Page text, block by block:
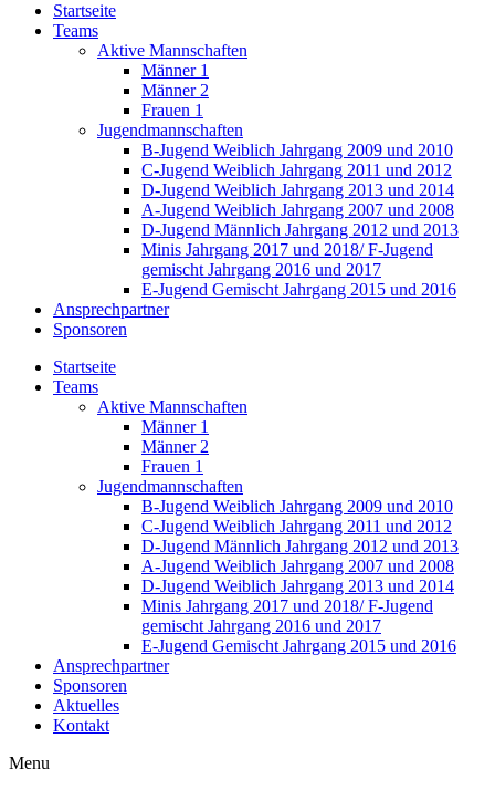
Startseite
Teams
Aktive Mannschaften
Männer 1
Männer 2
Frauen 1
Jugendmannschaften
B-Jugend Weiblich Jahrgang 2009 und 2010
C-Jugend Weiblich Jahrgang 2011 und 2012
D-Jugend Weiblich Jahrgang 2013 und 2014
A-Jugend Weiblich Jahrgang 2007 und 2008
D-Jugend Männlich Jahrgang 2012 und 2013
Minis Jahrgang 2017 und 2018/ F-Jugend
gemischt Jahrgang 2016 und 2017
E-Jugend Gemischt Jahrgang 2015 und 2016
Ansprechpartner
Sponsoren
Startseite
Teams
Aktive Mannschaften
Männer 1
Männer 2
Frauen 1
Jugendmannschaften
B-Jugend Weiblich Jahrgang 2009 und 2010
C-Jugend Weiblich Jahrgang 2011 und 2012
D-Jugend Männlich Jahrgang 2012 und 2013
A-Jugend Weiblich Jahrgang 2007 und 2008
D-Jugend Weiblich Jahrgang 2013 und 2014
Minis Jahrgang 2017 und 2018/ F-Jugend
gemischt Jahrgang 2016 und 2017
E-Jugend Gemischt Jahrgang 2015 und 2016
Ansprechpartner
Sponsoren
Aktuelles
Kontakt
Menu